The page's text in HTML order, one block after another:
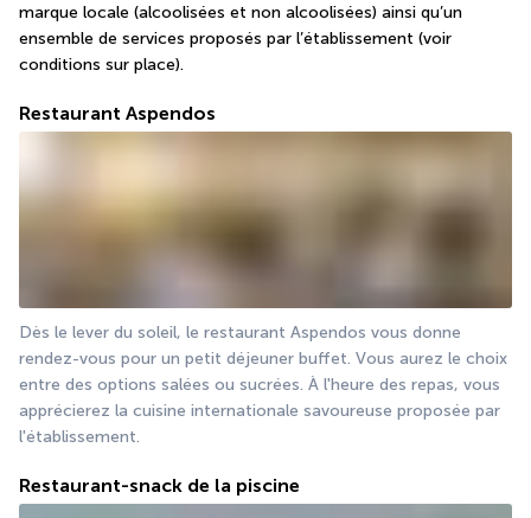
marque locale (alcoolisées et non alcoolisées) ainsi qu’un
ensemble de services proposés par l’établissement (voir
conditions sur place).
Restaurant Aspendos
Dès le lever du soleil, le restaurant Aspendos vous donne
rendez-vous pour un petit déjeuner buffet. Vous aurez le choix
entre des options salées ou sucrées. À l'heure des repas, vous
apprécierez la cuisine internationale savoureuse proposée par
l'établissement.
Restaurant-snack de la piscine